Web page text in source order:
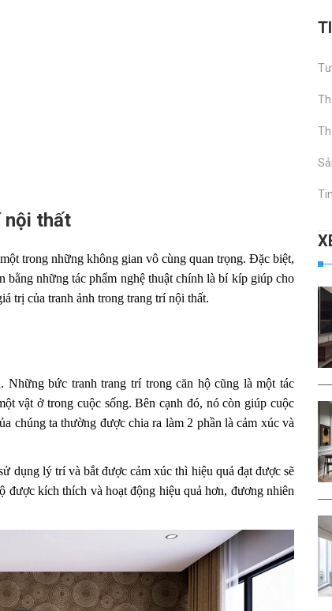
nội thất
trong những không gian vô cùng quan trọng. Đặc biệt,
bằng những tác phẩm nghệ thuật chính là bí kíp giúp cho
trị của tranh ảnh trong trang trí nội thất.
bức tranh trang trí trong căn hộ cũng là một tác
vật ở trong cuộc sống. Bên cạnh đó, nó còn giúp cuộc
chúng ta thường được chia ra làm 2 phần là cảm xúc và
dụng lý trí và bắt được cảm xúc thì hiệu quả đạt được sẽ
được kích thích và hoạt động hiệu quả hơn, đương nhiên